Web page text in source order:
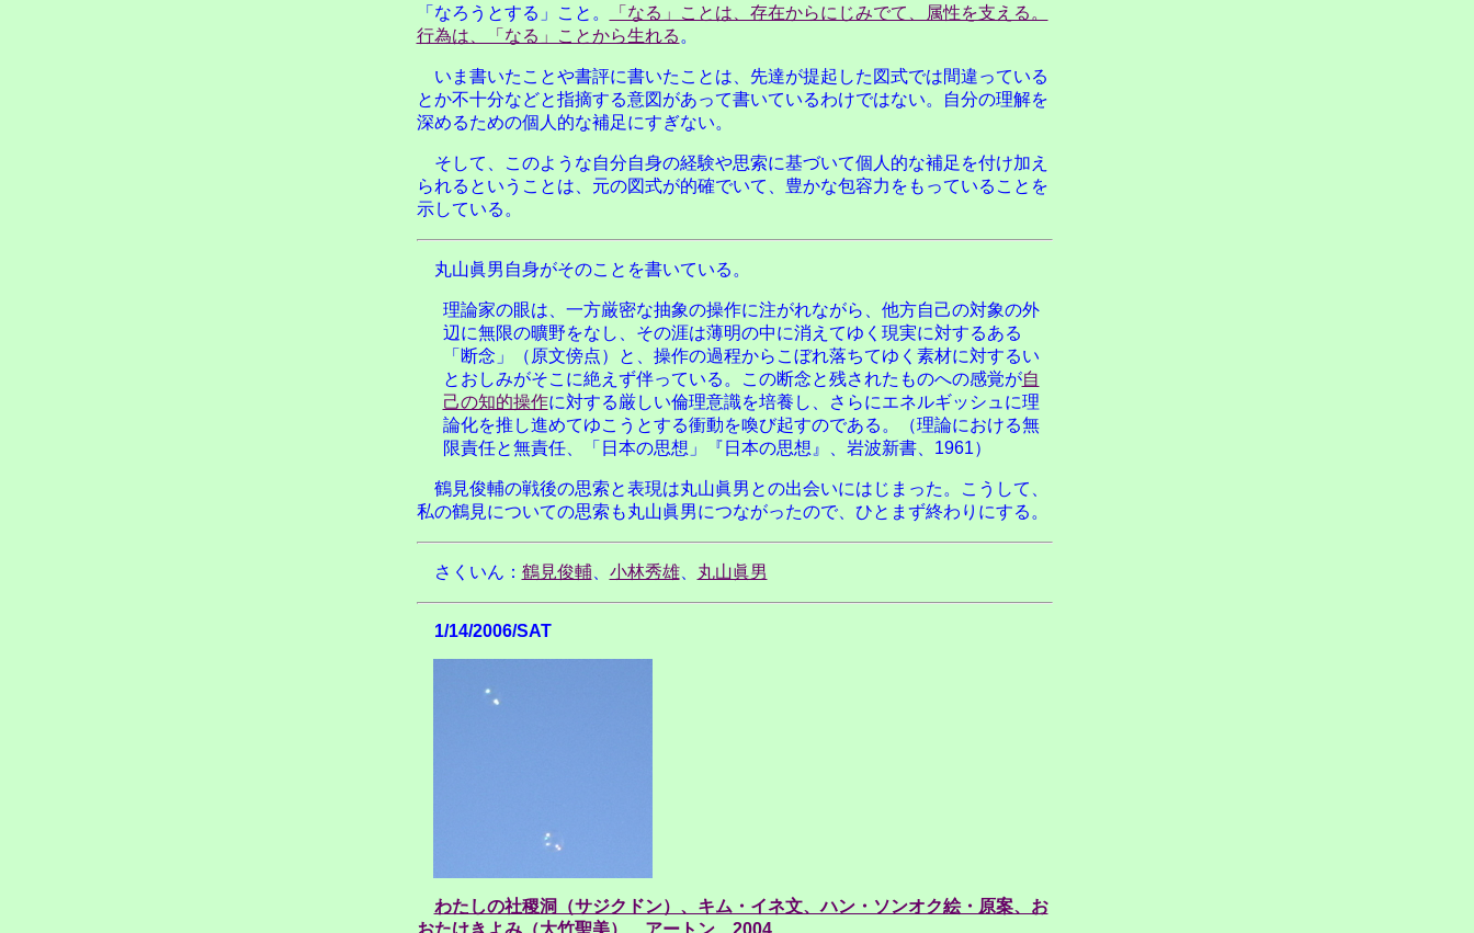
「なろうとする」こと。
「なる」ことは、存在からにじみでて、属性を支える。
行為は、「なる」ことから生れる 。
いま書いたことや書評に書いたことは、先達が提起した図式では間違っている
とか不十分などと指摘する意図があって書いているわけではない。自分の理解を
深めるための個人的な補足にすぎない。
そして、このような自分自身の経験や思索に基づいて個人的な補足を付け加え
られるということは、元の図式が的確でいて、豊かな包容力をもっていることを
示している。
丸山眞男自身がそのことを書いている。
理論家の眼は、一方厳密な抽象の操作に注がれながら、他方自己の対象の外
辺に無限の曠野をなし、その涯は薄明の中に消えてゆく現実に対するある
「断念」（原文傍点）と、操作の過程からこぼれ落ちてゆく素材に対するい
とおしみがそこに絶えず伴っている。この断念と残されたものへの感覚が自
己の知的操作に対する厳しい倫理意識を培養し、さらにエネルギッシュに理
論化を推し進めてゆこうとする衝動を喚び起すのである。（理論における無
限責任と無責任、「日本の思想」『日本の思想』、岩波新書、1961）
鶴見俊輔の戦後の思索と表現は丸山眞男との出会いにはじまった。こうして、
私の鶴見についての思索も丸山眞男につながったので、ひとまず終わりにする。
さくいん： 鶴見俊輔、 小林秀雄、 丸山眞男
1/14/2006/SAT
わたしの社稷洞（サジクドン）、キム・イネ文、ハン・ソンオク絵・原案、お
おたけきよみ（大竹聖美）、アートン、2004